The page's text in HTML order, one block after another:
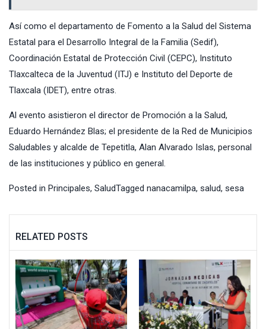
Así como el departamento de Fomento a la Salud del Sistema
Estatal para el Desarrollo Integral de la Familia (Sedif),
Coordinación Estatal de Protección Civil (CEPC), Instituto
Tlaxcalteca de la Juventud (ITJ) e Instituto del Deporte de
Tlaxcala (IDET), entre otras.
Al evento asistieron el director de Promoción a la Salud,
Eduardo Hernández Blas; el presidente de la Red de Municipios
Saludables y alcalde de Tepetitla, Alan Alvarado Islas, personal
de las instituciones y público en general.
Posted in Principales, SaludTagged nanacamilpa, salud, sesa
RELATED POSTS